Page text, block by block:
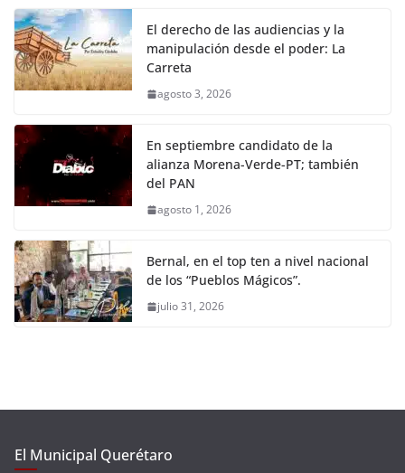
El derecho de las audiencias y la
manipulación desde el poder: La
Carreta
agosto 3, 2026
En septiembre candidato de la
alianza Morena-Verde-PT; también
del PAN
agosto 1, 2026
Bernal, en el top ten a nivel nacional
de los “Pueblos Mágicos”.
julio 31, 2026
El Municipal Querétaro